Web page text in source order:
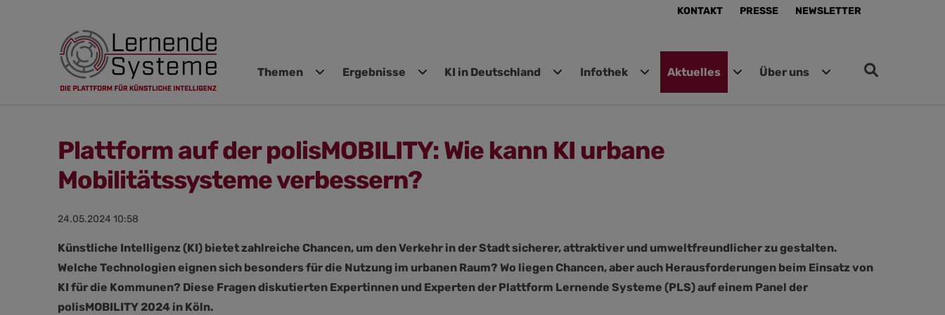
KONTAKT PRESSE NEWSLETTER
Navigation
Themen Ergebnisse KI in Deutschland Infothek Aktuelles Über uns
Plattform auf der polisMOBILITY: Wie kann KI urbane
Mobilitätssysteme verbessern?
24.05.2024 10:58
Künstliche Intelligenz (KI) bietet zahlreiche Chancen, um den Verkehr in der Stadt sicherer, attraktiver und umweltfreundlicher zu gestalten.
Welche Technologien eignen sich besonders für die Nutzung im urbanen Raum? Wo liegen Chancen, aber auch Herausforderungen beim Einsatz von
KI für die Kommunen? Diese Fragen diskutierten Expertinnen und Experten der Plattform Lernende Systeme (PLS) auf einem Panel der
polisMOBILITY 2024 in Köln.